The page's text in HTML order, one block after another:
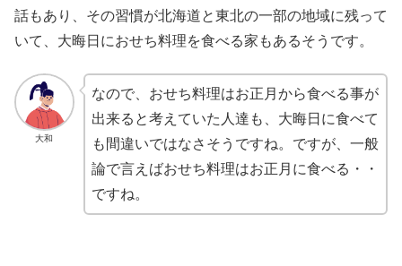
話もあり、その習慣が北海道と東北の一部の地域に残って
いて、大晦日におせち料理を食べる家もあるそうです。
大和
なので、おせち料理はお正月から食べる事が
出来ると考えていた人達も、大晦日に食べて
も間違いではなさそうですね。ですが、一般
論で言えばおせち料理はお正月に食べる・・
ですね。